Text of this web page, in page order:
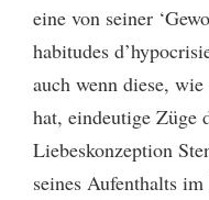
eine von seiner
habitudes
auch wenn diese,
hat, eindeutige Züge
Liebeskonzeption
seines Aufenthalts